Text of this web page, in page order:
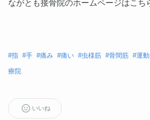
ながとも接骨院のホームページはこち
#指 #手 #痛み #痛い #虫様筋 #骨間筋 #運
療院
いいね